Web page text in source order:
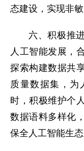
态建设，实现非
六、积极推
人工智能发展，
探索构建数据共
质量数据集，为
时，积极维护个
数据语料多样化
保全人工智能生